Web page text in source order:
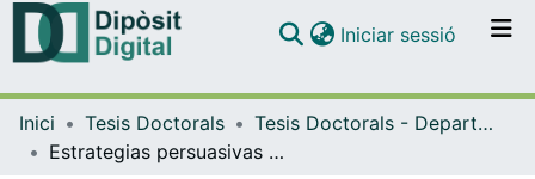
Navega per tot el DD
Iniciar sessió (current)
Inici Tesis Doctorals
Tesis Doctorals - Departament - Filologia Anglesa i Alemanya
Estrategias persuasivas en los anuncios de prensa escrita alemana: desarrollo temático, ilocución e implicación emocional